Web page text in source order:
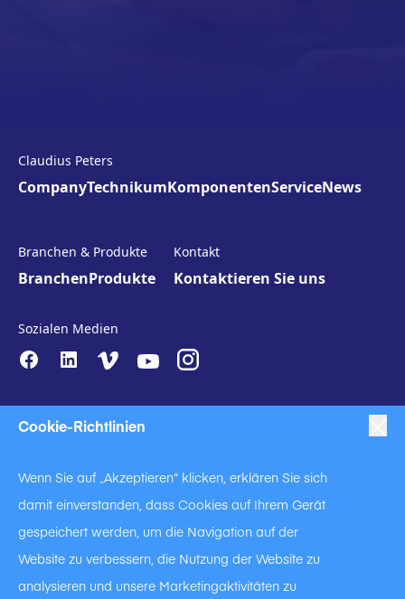
Cookie-Richtlinien
Wenn Sie auf „Akzeptieren“ klicken, erklären Sie sich
damit einverstanden, dass Cookies auf Ihrem Gerät
gespeichert werden, um die Navigation auf der
Website zu verbessern, die Nutzung der Website zu
analysieren und unsere Marketingaktivitäten zu
Rohkohle
Roter Sandstein
Silizium
Schlacke
Titan-Erz
Torrefizierte Holzpellets
Holzbriketts
Claudius Peters
CompanyTechnikumKomponentenServiceNews
Branchen & Produkte
BranchenProdukte
Kontakt
Kontaktieren Sie uns
Sozialen Medien
Anti-Slavery Impressum Datenschutzerklärung
Anti Slavery and Human Trafficking Statement | Cookie Policy
Terms of Use